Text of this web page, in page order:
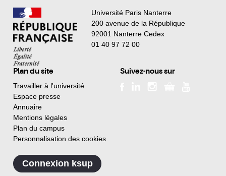
Université Paris Nanterre
200 avenue de la République
92001 Nanterre Cedex
01 40 97 72 00
Plan du site
Travailler à l'université
Espace presse
Annuaire
Mentions légales
Plan du campus
Personnalisation des cookies
Suivez-nous sur
Connexion ksup